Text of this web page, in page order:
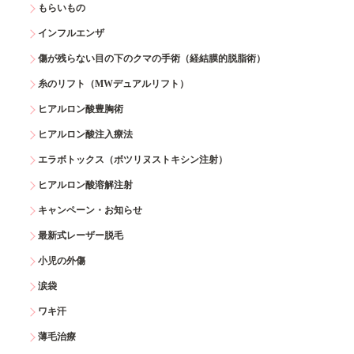
もらいもの
インフルエンザ
傷が残らない目の下のクマの手術（経結膜的脱脂術）
糸のリフト（MWデュアルリフト）
ヒアルロン酸豊胸術
ヒアルロン酸注入療法
エラボトックス（ボツリヌストキシン注射）
ヒアルロン酸溶解注射
キャンペーン・お知らせ
最新式レーザー脱毛
小児の外傷
涙袋
ワキ汗
薄毛治療